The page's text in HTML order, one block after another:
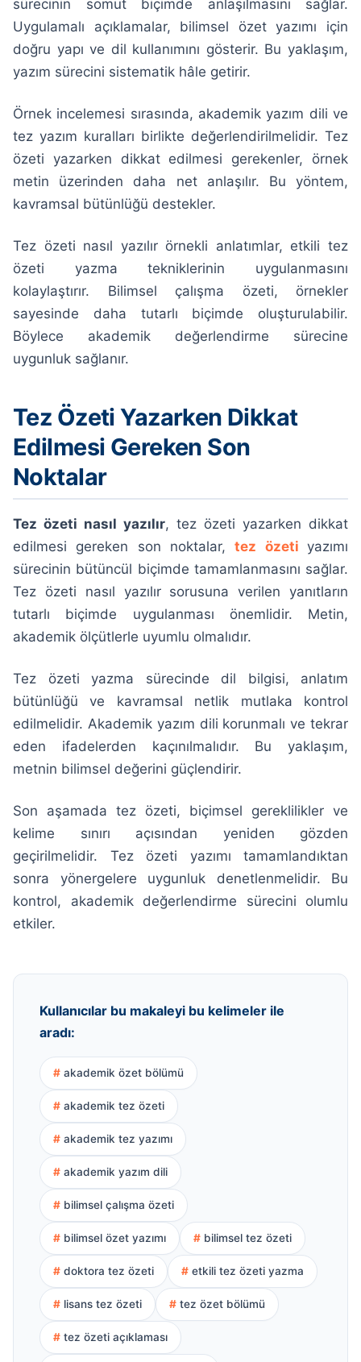
sürecinin somut biçimde anlaşılmasını sağlar.
Uygulamalı açıklamalar, bilimsel özet yazımı için
doğru yapı ve dil kullanımını gösterir. Bu yaklaşım,
yazım sürecini sistematik hâle getirir.
Örnek incelemesi sırasında, akademik yazım dili ve
tez yazım kuralları birlikte değerlendirilmelidir. Tez
özeti yazarken dikkat edilmesi gerekenler, örnek
metin üzerinden daha net anlaşılır. Bu yöntem,
kavramsal bütünlüğü destekler.
Tez özeti nasıl yazılır örnekli anlatımlar, etkili tez
özeti yazma tekniklerinin uygulanmasını
kolaylaştırır. Bilimsel çalışma özeti, örnekler
sayesinde daha tutarlı biçimde oluşturulabilir.
Böylece akademik değerlendirme sürecine
uygunluk sağlanır.
Tez Özeti Yazarken Dikkat
Edilmesi Gereken Son
Noktalar
Tez özeti nasıl yazılır, tez özeti yazarken dikkat
edilmesi gereken son noktalar,tez özetiyazımı
sürecinin bütüncül biçimde tamamlanmasını sağlar.
Tez özeti nasıl yazılır sorusuna verilen yanıtların
tutarlı biçimde uygulanması önemlidir. Metin,
akademik ölçütlerle uyumlu olmalıdır.
Tez özeti yazma sürecinde dil bilgisi, anlatım
bütünlüğü ve kavramsal netlik mutlaka kontrol
edilmelidir. Akademik yazım dili korunmalı ve tekrar
eden ifadelerden kaçınılmalıdır. Bu yaklaşım,
metnin bilimsel değerini güçlendirir.
Son aşamada tez özeti, biçimsel gereklilikler ve
kelime sınırı açısından yeniden gözden
geçirilmelidir. Tez özeti yazımı tamamlandıktan
sonra yönergelere uygunluk denetlenmelidir. Bu
kontrol, akademik değerlendirme sürecini olumlu
etkiler.
Kullanıcılar bu makaleyi bu kelimeler ile
aradı:
akademik özet bölümü
akademik tez özeti
akademik tez yazımı
akademik yazım dili
bilimsel çalışma özeti
bilimsel özet yazımı bilimsel tez özeti
doktora tez özeti etkili tez özeti yazma
lisans tez özeti tez özet bölümü
tez özeti açıklaması